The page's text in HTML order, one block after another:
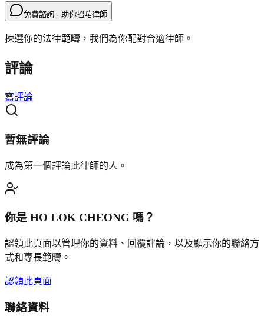
免費諮詢 · 助你搵啱律師
揀選你的法律範疇，我們為你配對合適律師。
評論
寫評論
暫無評論
成為第一個評論此律師的人。
你是 HO LOK CHEONG 嗎？
認領此頁面以管理你的資料、回覆評論，以及顯示你的聯絡方
式和專長範疇。
認領此頁面
聯絡資料